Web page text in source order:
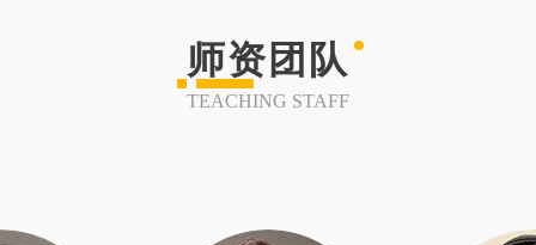
师资团队
TEACHING STAFF